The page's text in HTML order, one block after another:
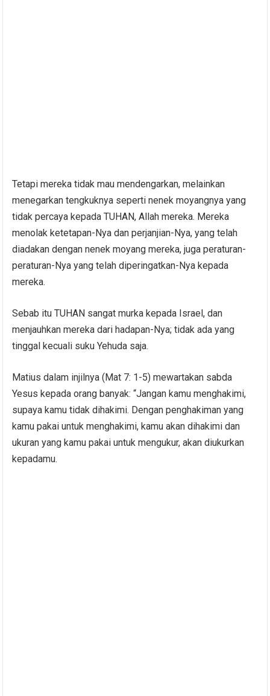
Tetapi mereka tidak mau mendengarkan, melainkan
menegarkan tengkuknya seperti nenek moyangnya yang
tidak percaya kepada TUHAN, Allah mereka. Mereka
menolak ketetapan-Nya dan perjanjian-Nya, yang telah
diadakan dengan nenek moyang mereka, juga peraturan-
peraturan-Nya yang telah diperingatkan-Nya kepada
mereka.
Sebab itu TUHAN sangat murka kepada Israel, dan
menjauhkan mereka dari hadapan-Nya; tidak ada yang
tinggal kecuali suku Yehuda saja.
Matius dalam injilnya (Mat 7: 1-5) mewartakan sabda
Yesus kepada orang banyak: “Jangan kamu menghakimi,
supaya kamu tidak dihakimi. Dengan penghakiman yang
kamu pakai untuk menghakimi, kamu akan dihakimi dan
ukuran yang kamu pakai untuk mengukur, akan diukurkan
kepadamu.